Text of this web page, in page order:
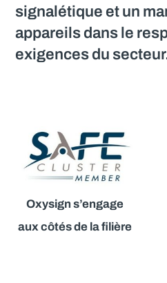
signalétique et un
appareils dans le
exigences du
Oxysign s’engage
aux côtés de la filière